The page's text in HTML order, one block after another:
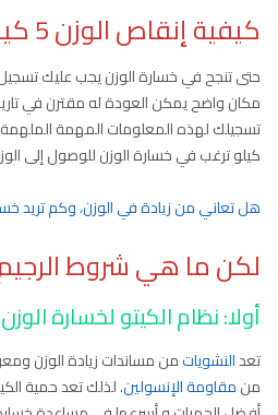
كيفية إنقاص الوزن 5 كيلو في عشرة أيام
حتى تنجح في خسارة الوزن يجب عليك
مكان واضح يمكن العودة له مقترن في
تسجيلك لهذه المعلومات المهمة الملهمة
كيلو ترغب في خسارة الوزن للوصول إلى
هل تعاني من زيادة في الوزن، وكم تريد
لكن ما هي شروط
أولا: نظام الكيتو لخسارة الوزن
تعدالنشوياتمن مساندات زيادة الوزن
منمقاومة الإنسولين. لذلك تعد حمية